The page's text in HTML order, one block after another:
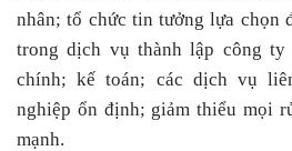
nhân; tổ chức tin tưởng lựa chọn
trong dịch vụ thành lập công ty
chính; kế toán; các dịch vụ
nghiệp ổn định; giảm thiểu mọi
mạnh.